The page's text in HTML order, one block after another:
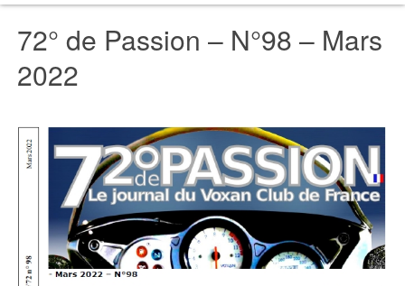
72° de Passion – N°98 – Mars
2022